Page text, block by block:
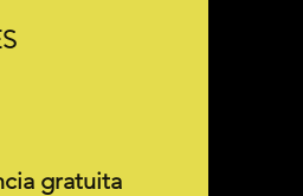
gratuita